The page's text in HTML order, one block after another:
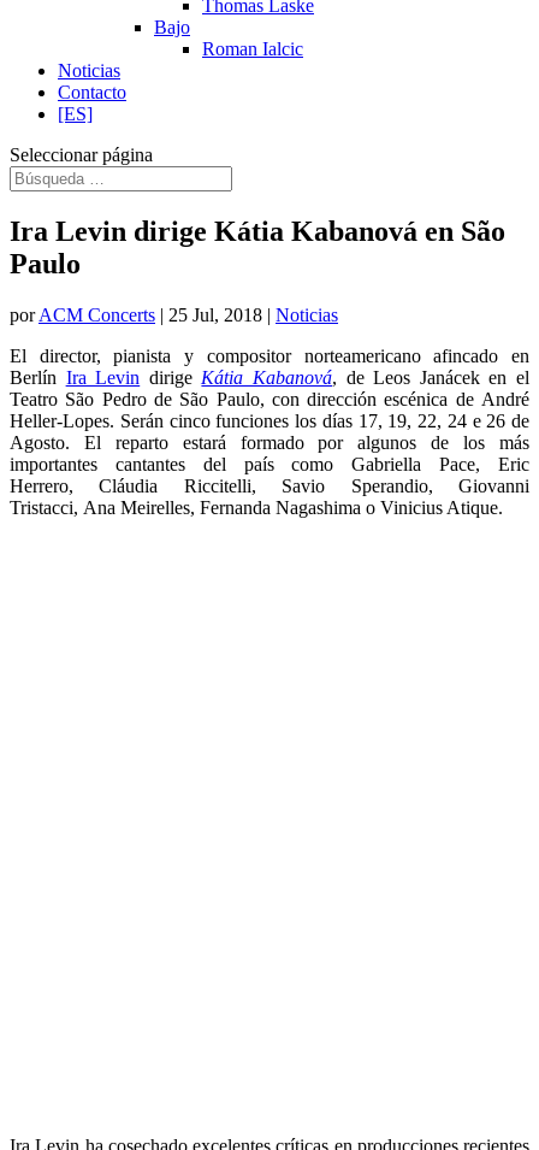
Thomas Laske
Bajo
Roman Ialcic
Noticias
Contacto
[ES]
Seleccionar página
Ira Levin dirige Kátia Kabanová en São
Paulo
porACM Concerts | 25 Jul, 2018 | Noticias
El director, pianista y compositor norteamericano afincado en
Berlín Ira Levin dirige Kátia Kabanová, de Leos Janácek en el
Teatro São Pedro de São Paulo, con dirección escénica de André
Heller-Lopes. Serán cinco funciones los días 17, 19, 22, 24 e 26 de
Agosto. El reparto estará formado por algunos de los más
importantes cantantes del país como Gabriella Pace, Eric
Herrero, Cláudia Riccitelli, Savio Sperandio, Giovanni
Tristacci, Ana Meirelles, Fernanda Nagashima o Vinicius Atique.
Ira Levin ha cosechado excelentes críticas en producciones recientes